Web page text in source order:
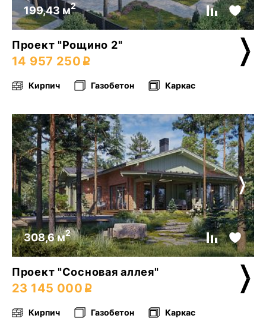
199,43 м2
Проект "Рощино 2"
14 957 250
Кирпич Газобетон Каркас
308,6 м2
Проект "Сосновая аллея"
23 145 000
Кирпич Газобетон Каркас